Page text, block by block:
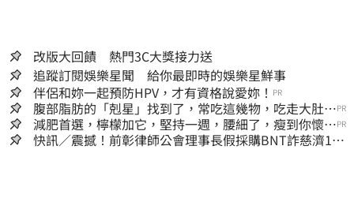
改版大回饋 熱門3C大獎接力送
追蹤訂閱娛樂星聞 給你最即時的娛樂星鮮事
伴侶和妳一起預防HPV，才有資格說愛妳！ PR
腹部脂肪的「剋星」找到了，常吃這幾物，吃走大肚
囊，瘦出小蠻腰
PR
減肥首選，檸檬加它，堅持一週，腰細了，瘦到你懷疑
人生
PR
快訊／震撼！前彰律師公會理事長假採購BNT詐慈濟10